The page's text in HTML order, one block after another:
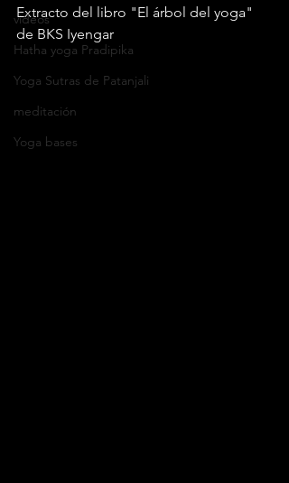
videos
Hatha yoga Pradipika
Yoga Sutras de Patanjali
meditación
Yoga bases
Extracto del libro "El árbol del yoga"
de BKS Iyengar